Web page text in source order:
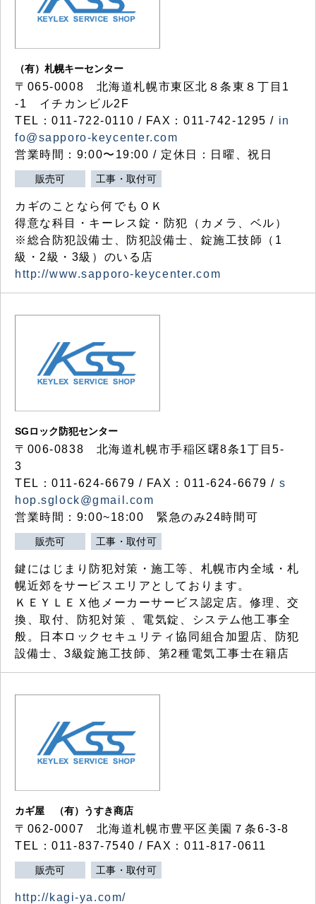
（有）札幌キーセンター
〒065-0008 北海道札幌市東区北８条東８丁目1
-1 イチカンビル2F
TEL：011-722-0110 / FAX：011-742-1295 / in
fo@sapporo-keycenter.com
営業時間：9:00〜19:00 / 定休日：日曜、祝日
販売可 工事・取付可
カギのことなら何でもＯＫ
得意な科目・キーレス錠・防犯（カメラ、ベル）
※総合防犯設備士、防犯設備士、錠施工技師（1
級・2級・3級）のいる店
http://www.sapporo-keycenter.com
SGロック防犯センター
〒006-0838 北海道札幌市手稲区曙8条1丁目5-
3
TEL：011-624-6679 / FAX：011-624-6679 / s
hop.sglock@gmail.com
営業時間：9:00~18:00 緊急のみ24時間可
販売可 工事・取付可
鍵にはじまり防犯対策・施工等、札幌市内全域・札
幌近郊をサービスエリアとしております。
ＫＥＹＬＥＸ他メーカーサービス認定店。修理、交
換、取付、防犯対策 、電気錠、システム他工事全
般。日本ロックセキュリティ協同組合加盟店、防犯
設備士、3級錠施工技師、第2種電気工事士在籍店
カギ屋 （有）うすき商店
〒062-0007 北海道札幌市豊平区美園７条6-3-8
TEL：011-837-7540 / FAX：011-817-0611
販売可 工事・取付可
http://kagi-ya.com/